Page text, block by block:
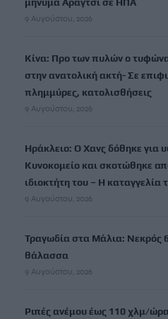
9 Αυγούστου, 2026
Κίνα: Προ των πυλών ο
στην ανατολική ακτή- Σε
πλημμύρες, κατολισθήσεις
9 Αυγούστου, 2026
Ηράκλειο: Ο Χανς δόθηκε για
Κυνοκομείο και σκοτώθηκε
ιδιοκτήτη του – Η καταγγελία
9 Αυγούστου, 2026
Τραγωδία στα Μάλια: Νεκρός
θάλασσα
9 Αυγούστου, 2026
Ριπές ανέμου έως 110 χλμ/